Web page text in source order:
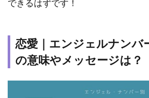
できるはずです！
恋愛｜エンジェルナンバ
の意味やメッセージは？